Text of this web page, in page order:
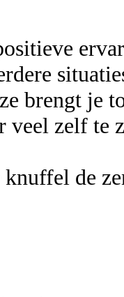
brengt je
veel zelf te
de